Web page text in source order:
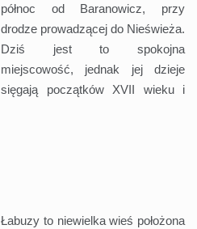
północ od Baranowicz, przy
drodze prowadzącej do Nieświeża.
Dziś jest to spokojna
miejscowość, jednak jej dzieje
sięgają początków XVII wieku i
Łabuzy to niewielka wieś położona